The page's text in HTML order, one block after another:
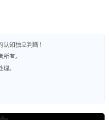
知独立判断！
有。
。